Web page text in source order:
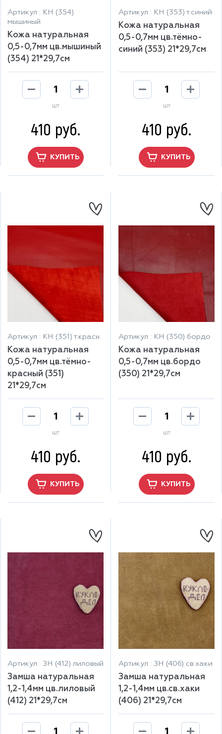
Артикул : КН (354)
мышиный
Кожа натуральная
0,5-0,7мм цв.мышиный
(354) 21*29,7см
шт
410 руб.
КУПИТЬ
Артикул : КН (353) т.синий
Кожа натуральная
0,5-0,7мм цв.тёмно-
синий (353) 21*29,7см
шт
410 руб.
КУПИТЬ
Артикул : КН (351) т.красн.
Кожа натуральная
0,5-0,7мм цв.тёмно-
красный (351)
21*29,7см
шт
410 руб.
КУПИТЬ
Артикул : КН (350) бордо
Кожа натуральная
0,5-0,7мм цв.бордо
(350) 21*29,7см
шт
410 руб.
КУПИТЬ
Артикул : ЗН (412) лиловый
Замша натуральная
1,2-1,4мм цв.лиловый
(412) 21*29,7см
Артикул : ЗН (406) св.хаки
Замша натуральная
1,2-1,4мм цв.св.хаки
(406) 21*29,7см